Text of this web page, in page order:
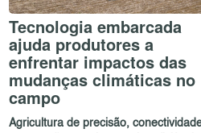
Tecnologia embarcada
ajuda produtores a
enfrentar impactos das
mudanças climáticas no
campo
Agricultura de precisão,